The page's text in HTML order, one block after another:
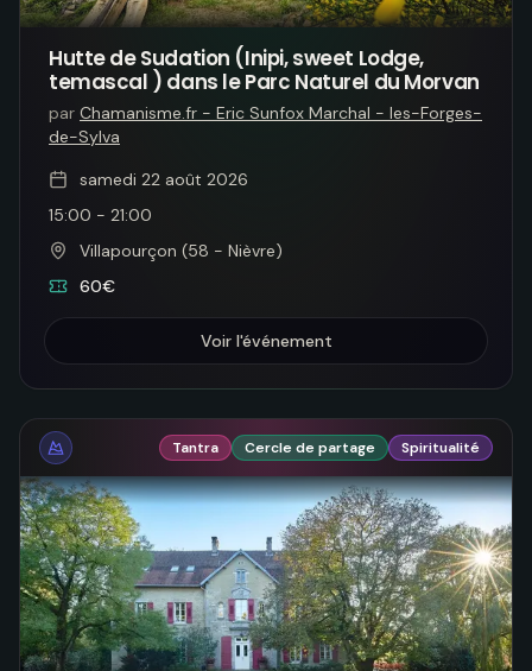
Hutte de Sudation (Inipi, sweet Lodge,
temascal ) dans le Parc Naturel du Morvan
par Chamanisme.fr - Eric Sunfox Marchal - les-Forges-
de-Sylva
samedi 22 août 2026
15:00 - 21:00
Villapourçon (58 - Nièvre)
60€
Voir l'événement
Tantra Cercle de partage Spiritualité